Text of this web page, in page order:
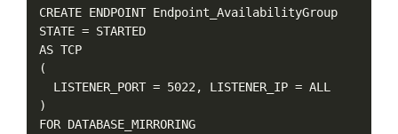
CREATE ENDPOINT Endpoint_AvailabilityGroup
STATE = STARTED
AS TCP
(
  LISTENER_PORT = 5022, LISTENER_IP = ALL
)
FOR DATABASE_MIRRORING